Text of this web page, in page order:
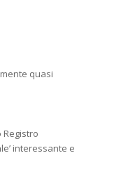
quasi
interessante e